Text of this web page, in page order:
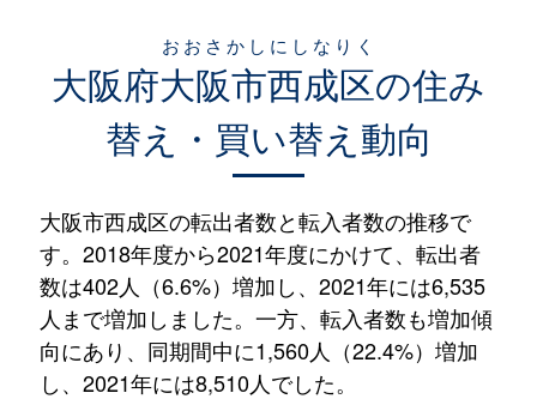
大阪府大阪市西成区
おおさかしにしなりく
の住み
替え・買い替え動向
大阪市西成区の転出者数と転入者数の推移で
す。2018年度から2021年度にかけて、転出者
数は402人（6.6%）増加し、2021年には6,535
人まで増加しました。一方、転入者数も増加傾
向にあり、同期間中に1,560人（22.4%）増加
し、2021年には8,510人でした。